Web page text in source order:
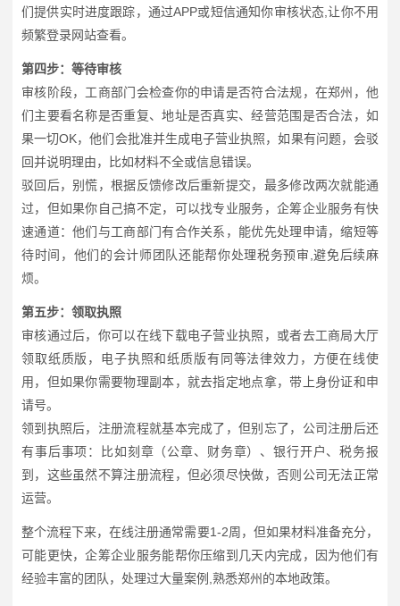
们提供实时进度跟踪，通过APP或短信通知你审核状态,让你不用
频繁登录网站查看。
第四步：等待审核
审核阶段，工商部门会检查你的申请是否符合法规，在郑州，他
们主要看名称是否重复、地址是否真实、经营范围是否合法，如
果一切OK，他们会批准并生成电子营业执照，如果有问题，会驳
回并说明理由，比如材料不全或信息错误。
驳回后，别慌，根据反馈修改后重新提交，最多修改两次就能通
过，但如果你自己搞不定，可以找专业服务，企筹企业服务有快
速通道：他们与工商部门有合作关系，能优先处理申请，缩短等
待时间，他们的会计师团队还能帮你处理税务预审,避免后续麻
烦。
第五步：领取执照
审核通过后，你可以在线下载电子营业执照，或者去工商局大厅
领取纸质版，电子执照和纸质版有同等法律效力，方便在线使
用，但如果你需要物理副本，就去指定地点拿，带上身份证和申
请号。
领到执照后，注册流程就基本完成了，但别忘了，公司注册后还
有事后事项：比如刻章（公章、财务章）、银行开户、税务报
到，这些虽然不算注册流程，但必须尽快做，否则公司无法正常
运营。
整个流程下来，在线注册通常需要1-2周，但如果材料准备充分，
可能更快，企筹企业服务能帮你压缩到几天内完成，因为他们有
经验丰富的团队，处理过大量案例,熟悉郑州的本地政策。